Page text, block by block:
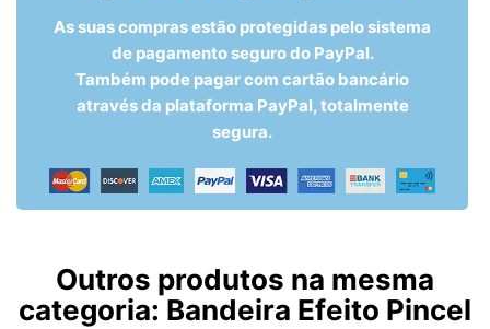
As suas compras estão protegidas pelo sistema
de pagamento seguro do PayPal.
Também pode pagar com cartão bancário
através da plataforma PayPal, totalmente
segura.
Outros produtos na mesma
categoria: Bandeira Efeito Pincel